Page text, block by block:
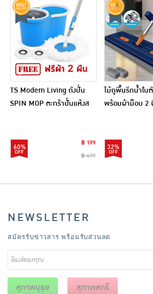
TS Modern Living ถังปั่น
SPIN MOP ตะกร้าปั่นแห้งส
60%
฿ 199
฿ 499
ไม้ถูพื้นรีดน้ำใน
พร้อมผ้าม็อบ 2
32%
NEWSLETTER
สมัครรับข่าวสาร พร้อมรับส่วนลด
สุภาพบุรุษ สุภาพสตรี